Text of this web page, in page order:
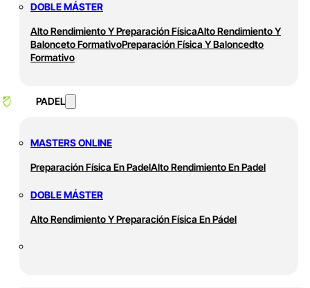
DOBLE MÁSTER
Alto Rendimiento Y Preparación FísicaAlto Rendimiento Y
Balonceto FormativoPreparación Física Y Baloncedto
Formativo
PADEL
MASTERS ONLINE
Preparación Física En PadelAlto Rendimiento En Padel
DOBLE MÁSTER
Alto Rendimiento Y Preparación Física En Pádel